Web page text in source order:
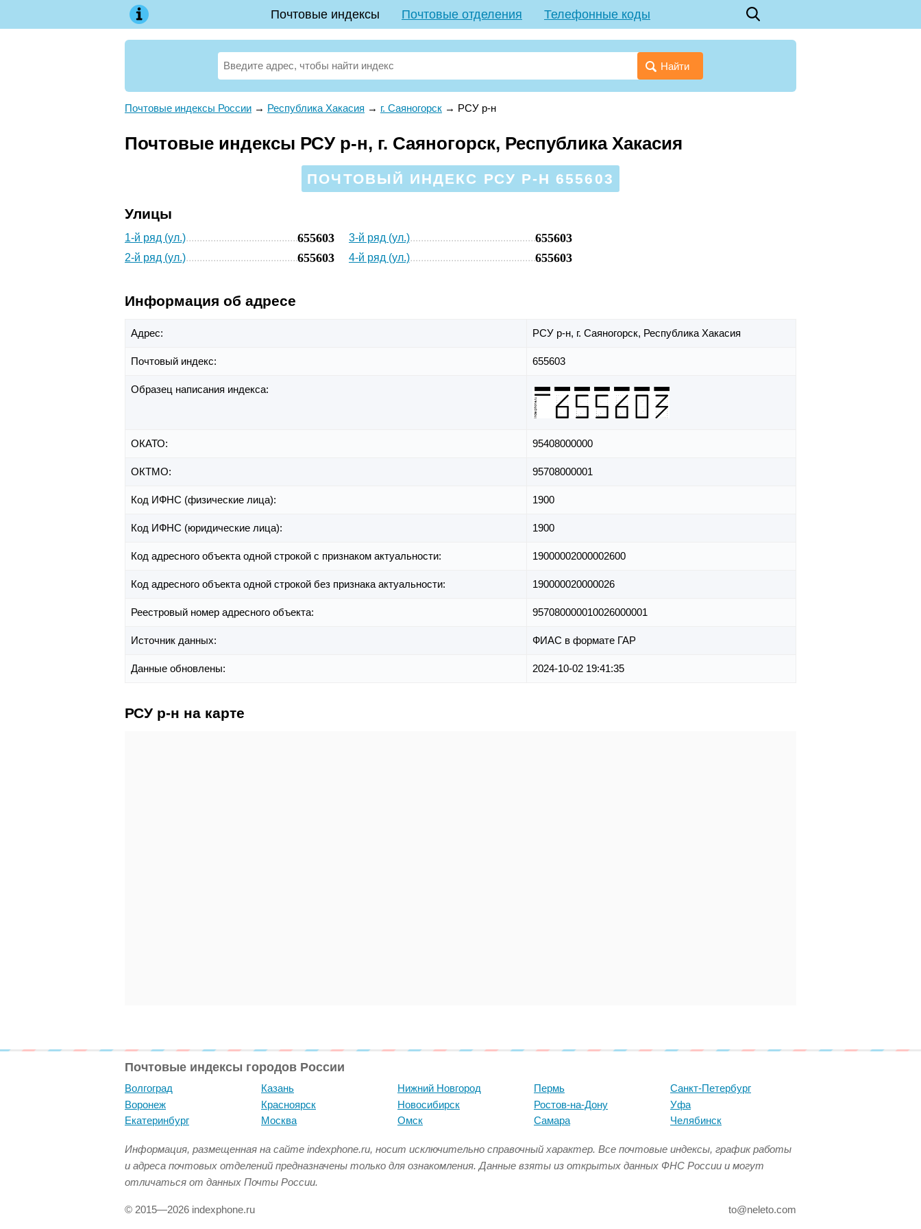
Почтовые индексы Почтовые отделения Телефонные коды
Найти
Почтовые индексы России → Республика Хакасия → г. Саяногорск → РСУ р-н
Почтовые индексы РСУ р-н, г. Саяногорск, Республика Хакасия
ПОЧТОВЫЙ ИНДЕКС РСУ Р-Н 655603
Улицы
1-й ряд (ул.) 655603
2-й ряд (ул.) 655603
3-й ряд (ул.) 655603
4-й ряд (ул.) 655603
Информация об адресе
Адрес: РСУ р-н, г. Саяногорск, Республика Хакасия
Почтовый индекс: 655603
Образец написания индекса:
ОКАТО: 95408000000
ОКТМО: 95708000001
Код ИФНС (физические лица): 1900
Код ИФНС (юридические лица): 1900
Код адресного объекта одной строкой с признаком актуальности: 19000002000002600
Код адресного объекта одной строкой без признака актуальности: 190000020000026
Реестровый номер адресного объекта: 957080000010026000001
Источник данных: ФИАС в формате ГАР
Данные обновлены: 2024-10-02 19:41:35
РСУ р-н на карте
Почтовые индексы городов России
Волгоград
Воронеж
Екатеринбург
Казань
Красноярск
Москва
Нижний Новгород
Новосибирск
Омск
Пермь
Ростов-на-Дону
Самара
Санкт-Петербург
Уфа
Челябинск
Информация, размещенная на сайте indexphone.ru, носит исключительно справочный характер. Все почтовые индексы, график работы
и адреса почтовых отделений предназначены только для ознакомления. Данные взяты из открытых данных ФНС России и могут
отличаться от данных Почты России.
© 2015—2026 indexphone.ru to@neleto.com